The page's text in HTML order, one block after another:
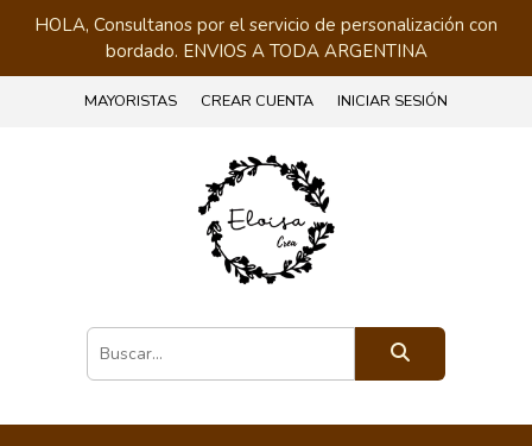
HOLA, Consultanos por el servicio de personalización con
bordado. ENVIOS A TODA ARGENTINA
MAYORISTAS CREAR CUENTA INICIAR SESIÓN